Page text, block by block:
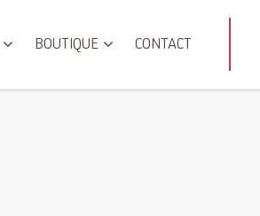
BOUTIQUE CONTACT